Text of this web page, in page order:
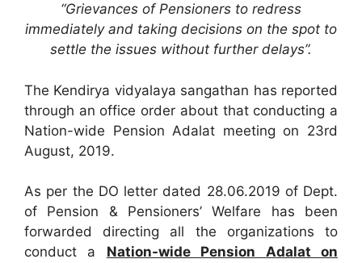
“Grievances of Pensioners to redress
immediately and taking decisions on the spot to
settle the issues without further delays”.
The Kendirya vidyalaya sangathan has reported
through an office order about that conducting a
Nation-wide Pension Adalat meeting on 23rd
August, 2019.
As per the DO letter dated 28.06.2019 of Dept.
of Pension & Pensioners’ Welfare has been
forwarded directing all the organizations to
conduct a Nation-wide Pension Adalat on